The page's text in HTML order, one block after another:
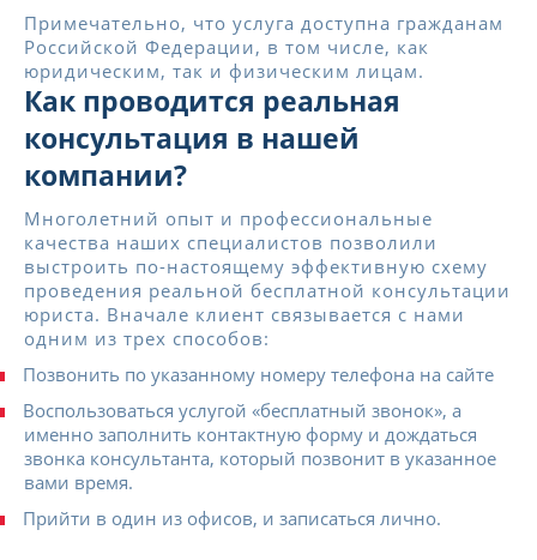
Примечательно, что услуга доступна гражданам
Российской Федерации, в том числе, как
юридическим, так и физическим лицам.
Как проводится реальная
консультация в нашей
компании?
Многолетний опыт и профессиональные
качества наших специалистов позволили
выстроить по-настоящему эффективную схему
проведения реальной бесплатной консультации
юриста. Вначале клиент связывается с нами
одним из трех способов:
Позвонить по указанному номеру телефона на сайте
Воспользоваться услугой «бесплатный звонок», а
именно заполнить контактную форму и дождаться
звонка консультанта, который позвонит в указанное
вами время.
Прийти в один из офисов, и записаться лично.